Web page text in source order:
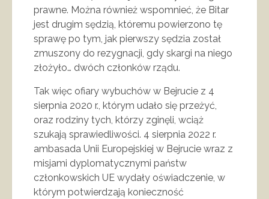
prawne. Można również wspomnieć, że Bitar
jest drugim sędzią, któremu powierzono tę
sprawę po tym, jak pierwszy sędzia został
zmuszony do rezygnacji, gdy skargi na niego
złożyło… dwóch członków rządu.
Tak więc ofiary wybuchów w Bejrucie z 4
sierpnia 2020 r., którym udało się przeżyć,
oraz rodziny tych, którzy zginęli, wciąż
szukają sprawiedliwości. 4 sierpnia 2022 r.
ambasada Unii Europejskiej w Bejrucie wraz z
misjami dyplomatycznymi państw
członkowskich UE wydały oświadczenie, w
którym potwierdzają konieczność